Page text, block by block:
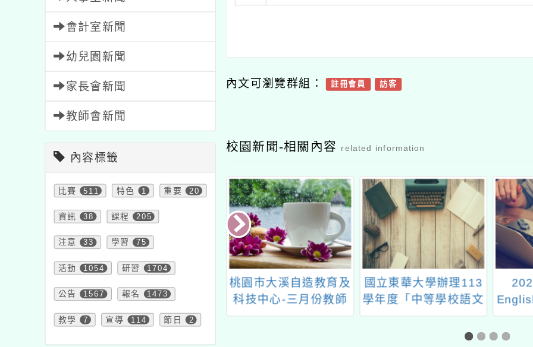
會計室新聞
幼兒園新聞
家長會新聞
教師會新聞
內容標籤
比賽 511 特色 1 重要 20
資訊 38 課程 205
注意 33 學習 75
活動 1054 研習 1704
公告 1567 報名 1473
教學 7 宣導 114 節日 2
內文可瀏覽群組： 註冊會員 訪客
校園新聞-相關內容 related information
簡稱國教署）
年國中小本
小學本土教育本土語文
補充教材開發實施計畫
桃園市大溪自造教育及
科技中心-三月份教師
研習
國立東華大學辦理113
學年度「中等學校語文
領域本土語文原住民族
語文專長學士後教育學